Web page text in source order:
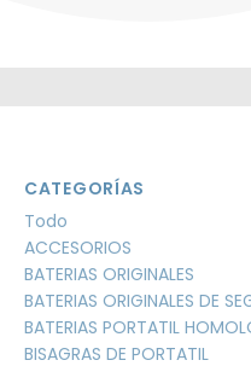
CATEGORÍAS
Todo
ACCESORIOS
BATERIAS ORIGINALES
BATERIAS ORIGINALES DE
BATERIAS PORTATIL
BISAGRAS DE PORTATIL